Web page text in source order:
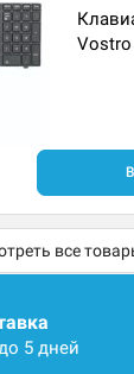
Vostro
все
5 дней